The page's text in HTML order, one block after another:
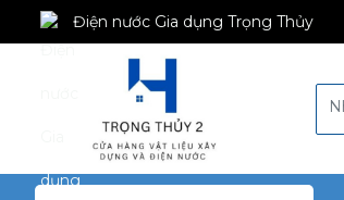
Điện nước Gia dụng Trọng Thủy